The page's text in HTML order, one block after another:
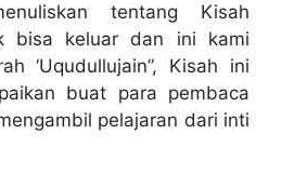
tentang Kisah
bisa keluar dan ini kami
‘Uqudullujain”, Kisah ini
buat para pembaca
pelajaran dari inti